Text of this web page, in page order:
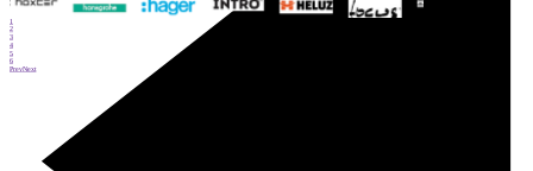
1
2
3
4
5
6
PrevNext